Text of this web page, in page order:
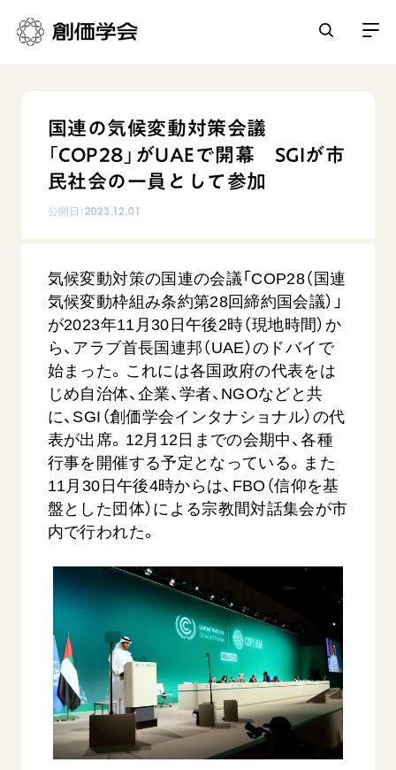
人間革命
自他共の幸福
日蓮大聖人の仏法（教学入門）
釈尊～法華経
日蓮大聖人
創価学会の三代会長
初代会長・牧口常三郎先生
第2代会長・戸田城聖先生
第3代会長・池田大作先生
日常の活動
仏法を学ぶ
仏法を語る
主な行事
年間の活動について
友人葬
彼岸
平和・文化・教育
核兵器の廃絶に向け連帯を拡大
「人権文化」「ジェンダー平等」を促進
「持続可能な開発目標（SDGs）」の取り組み
人道支援
音楽活動
展示活動
教育本部の活動
図書贈呈
各国ウェブサイト
世界の創価学会の歴史
基本情報
創価学会 会憲
創価学会 会則
創価学会 社会憲章
組織・機構
会長・理事長・各部長の紹介
沿革
略年表
関連団体
道府県中心会館
会員サポート
座談会御書ｅ講義
小説『新・人間革命』『人間革命』要旨
御書検索［新版］
関連リンク
創価学会総本部
墓地公園・納骨堂
聖教電子版
soka youth media
Soka Gakkai グローバルサイト
SGIピースサイト
ご意見
ご利用にあたって
SOKA PICKS すべて見る
国連の気候変動対策会議
「COP28」がUAEで開幕 SGIが市
民社会の一員として参加
公開日：2023.12.01
気候変動対策の国連の会議「COP28（国連
気候変動枠組み条約第28回締約国会議）」
が2023年11月30日午後2時（現地時間）か
ら、アラブ首長国連邦（UAE）のドバイで
始まった。これには各国政府の代表をは
じめ自治体、企業、学者、NGOなどと共
に、SGI（創価学会インタナショナル）の代
表が出席。12月12日までの会期中、各種
行事を開催する予定となっている。また
11月30日午後4時からは、FBO（信仰を基
盤とした団体）による宗教間対話集会が市
内で行われた。